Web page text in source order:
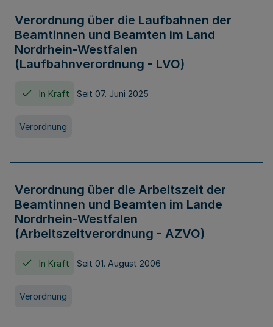
Verordnung über die Laufbahnen der
Beamtinnen und Beamten im Land
Nordrhein-Westfalen
(Laufbahnverordnung - LVO)
In Kraft Seit 07. Juni 2025
Verordnung
Verordnung über die Arbeitszeit der
Beamtinnen und Beamten im Lande
Nordrhein-Westfalen
(Arbeitszeitverordnung - AZVO)
In Kraft Seit 01. August 2006
Verordnung